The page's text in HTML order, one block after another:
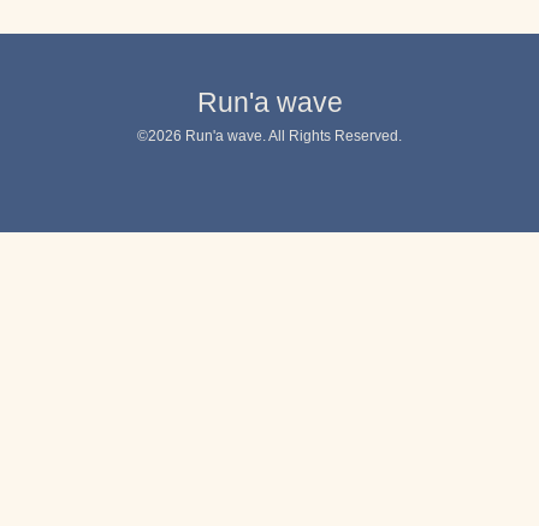
Run'a wave
©2026 Run'a wave . All Rights Reserved.